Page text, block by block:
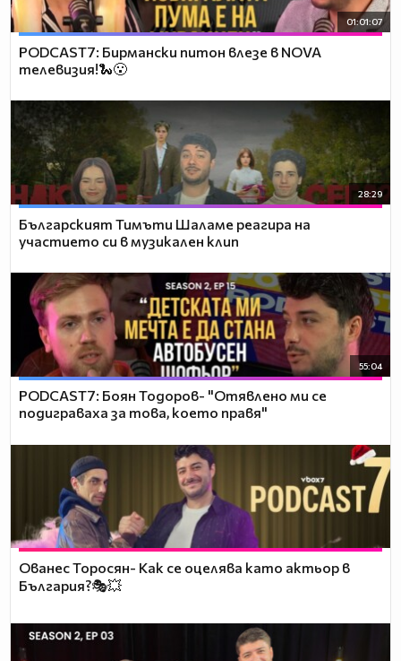
01:01:07
PODCAST7: Бирмански питон влезе в NOVA
телевизия!🐍😮
28:29
Българският Тимъти Шаламе реагира на
участието си в музикален клип
55:04
PODCAST7: ‪Боян Тодоров- "Отявлено ми се
подиграваха за това, което правя"
Ованес Торосян- Как се оцелява като актьор в
България?🎭💥